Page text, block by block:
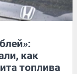
как
топлива